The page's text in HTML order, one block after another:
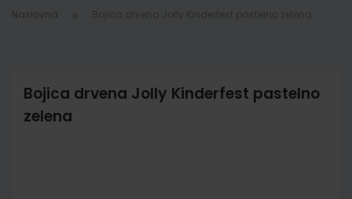
Naslovna
Bojica drvena Jolly Kinderfest pastelno
zelena